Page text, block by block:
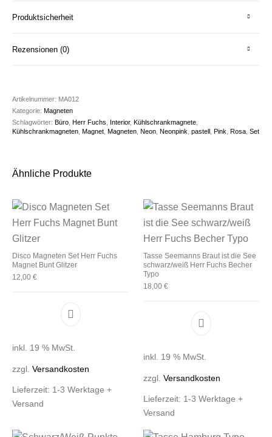
Produktsicherheit
Rezensionen (0)
Artikelnummer: MA012
Kategorie: Magneten
Schlagwörter: Büro, Herr Fuchs, Interior, Kühlschrankmagnete,
Kühlschrankmagneten, Magnet, Magneten, Neon, Neonpink,pastell , Pink, Rosa,Set
Ähnliche Produkte
Disco Magneten Set Herr Fuchs
Magnet Bunt Glitzer
12,00€
inkl. 19 % MwSt.
zzgl.Versandkosten
Lieferzeit: 1-3 Werktage +
Versand
Tasse Seemanns Braut ist die See
schwarz/weiß Herr Fuchs Becher
Typo
18,00 €
inkl. 19 % MwSt.
zzgl. Versandkosten
Lieferzeit: 1-3 Werktage +
Versand